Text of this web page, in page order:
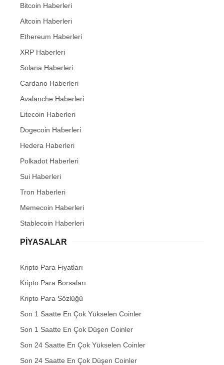
Bitcoin Haberleri
Altcoin Haberleri
Ethereum Haberleri
XRP Haberleri
Solana Haberleri
Cardano Haberleri
Avalanche Haberleri
Litecoin Haberleri
Dogecoin Haberleri
Hedera Haberleri
Polkadot Haberleri
Sui Haberleri
Tron Haberleri
Memecoin Haberleri
Stablecoin Haberleri
PIYASALAR
Kripto Para Fiyatları
Kripto Para Borsaları
Kripto Para Sözlüğü
Son 1 Saatte En Çok Yükselen Coinler
Son 1 Saatte En Çok Düşen Coinler
Son 24 Saatte En Çok Yükselen Coinler
Son 24 Saatte En Çok Düşen Coinler